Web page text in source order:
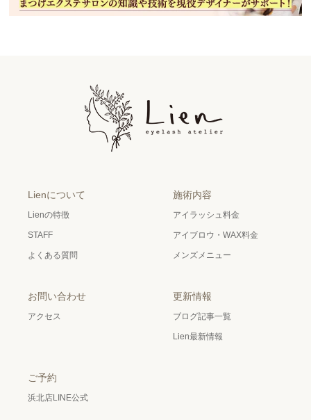
Lienについて
Lienの特徴
STAFF
よくある質問
施術内容
アイラッシュ料金
アイブロウ・WAX料金
メンズメニュー
お問い合わせ
アクセス
更新情報
ブログ記事一覧
Lien最新情報
ご予約
浜北店LINE公式